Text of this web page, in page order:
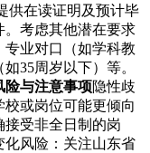
供在读证明及预计毕
。考虑其他潜在要求
业对口（如学科教
35周岁以下）等。
险与注意事项隐性歧
或岗位可能更倾向
受非全日制的岗
化风险：关注山东省